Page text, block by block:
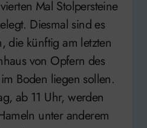
Mal Stolpersteine
Diesmal sind es
die künftig am letzten
von Opfern des
Boden liegen sollen.
ab 11 Uhr, werden
unter anderem